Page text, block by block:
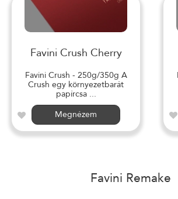
Favini Crush Cherry
Favini Crush - 250g/350g A
Crush egy környezetbarát
papírcsa ...
Megnézem
Favini Remake